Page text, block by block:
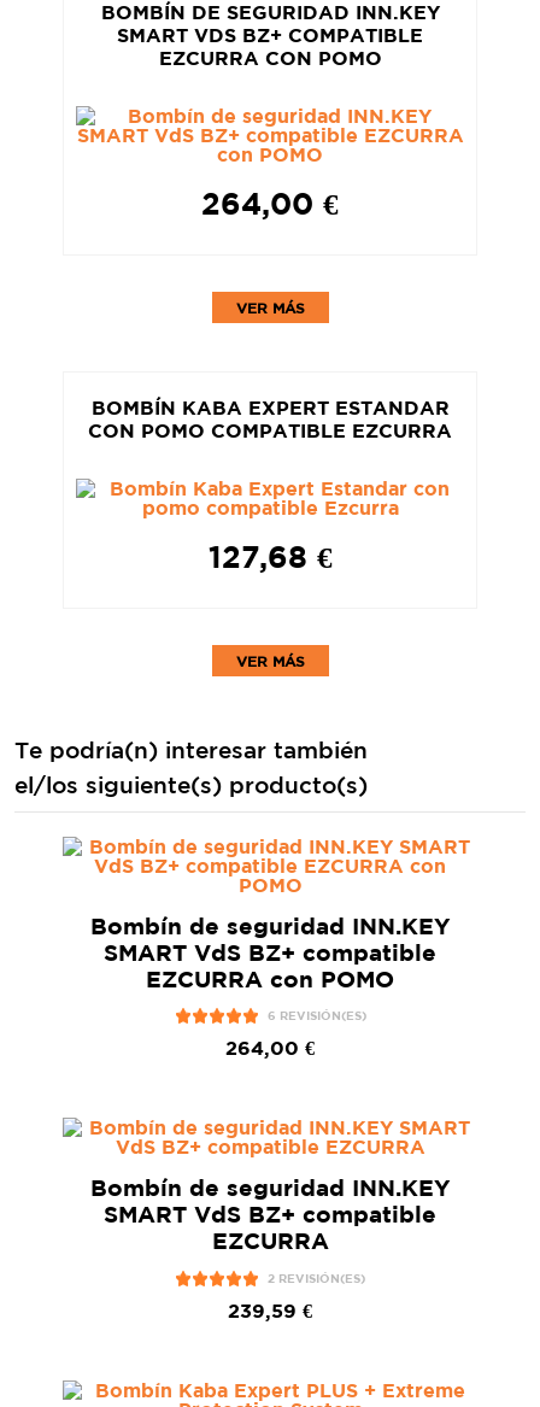
BOMBÍN DE SEGURIDAD INN.KEY
SMART VDS BZ+ COMPATIBLE
EZCURRA CON POMO
264,00 €
VER MÁS
BOMBÍN KABA EXPERT ESTANDAR
CON POMO COMPATIBLE EZCURRA
127,68 €
VER MÁS
Te podría(n) interesar también
el/los siguiente(s) producto(s)
Bombín de seguridad INN.KEY
SMART VdS BZ+ compatible
EZCURRA con POMO
6 REVISIÓN(ES)
264,00 €
Bombín de seguridad INN.KEY
SMART VdS BZ+ compatible
EZCURRA
2 REVISIÓN(ES)
239,59 €